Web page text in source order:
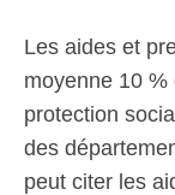
Les aides et
moyenne 10
protection
des
peut citer les